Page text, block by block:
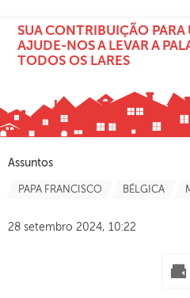
SUA CONTRIBUIÇÃO
AJUDE-NOS A LEVAR A
TODOS OS LARES
Assuntos
PAPA FRANCISCO BÉLGICA
28 setembro 2024, 10:22